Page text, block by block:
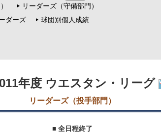
リーダーズ（守備部門）
ダーズ
球団別個人成績
年度 ウエスタン・リーグ
リーダーズ（投手部門）
■ 全日程終了